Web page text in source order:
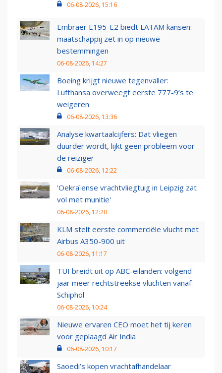
06-08-2026, 15:16
Embraer E195-E2 biedt LATAM kansen:
maatschappij zet in op nieuwe
bestemmingen
06-08-2026, 14:27
Boeing krijgt nieuwe tegenvaller:
Lufthansa overweegt eerste 777-9’s te
weigeren
06-08-2026, 13:36
Analyse kwartaalcijfers: Dat vliegen
duurder wordt, lijkt geen probleem voor
de reiziger
06-08-2026, 12:22
'Oekraïense vrachtvliegtuig in Leipzig zat
vol met munitie'
06-08-2026, 12:20
KLM stelt eerste commerciële vlucht met
Airbus A350-900 uit
06-08-2026, 11:17
TUI breidt uit op ABC-eilanden: volgend
jaar meer rechtstreekse vluchten vanaf
Schiphol
06-08-2026, 10:24
Nieuwe ervaren CEO moet het tij keren
voor geplaagd Air India
06-08-2026, 10:17
Saoedi’s kopen vrachtafhandelaar